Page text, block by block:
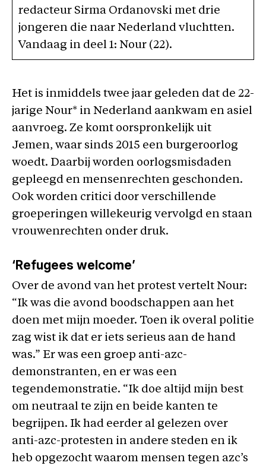
redacteur Sirma Ordanovski met drie
jongeren die naar Nederland vluchtten.
Vandaag in deel 1: Nour (22).
Het is inmiddels twee jaar geleden dat de 22-
jarige Nour* in Nederland aankwam en asiel
aanvroeg. Ze komt oorspronkelijk uit
Jemen, waar sinds 2015 een burgeroorlog
woedt. Daarbij worden oorlogsmisdaden
gepleegd en mensenrechten geschonden.
Ook worden critici door verschillende
groeperingen willekeurig vervolgd en staan
vrouwenrechten onder druk.
‘Refugees welcome’
Over de avond van het protest vertelt Nour:
“Ik was die avond boodschappen aan het
doen met mijn moeder. Toen ik overal politie
zag wist ik dat er iets serieus aan de hand
was.” Er was een groep anti-azc-
demonstranten, en er was een
tegendemonstratie. “Ik doe altijd mijn best
om neutraal te zijn en beide kanten te
begrijpen. Ik had eerder al gelezen over
anti-azc-protesten in andere steden en ik
heb opgezocht waarom mensen tegen azc’s